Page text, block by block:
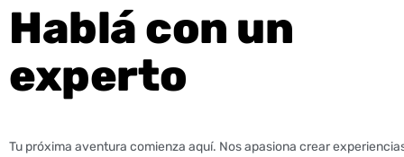
Hablá con un
experto
Tu próxima aventura comienza aquí. Nos apasiona crear